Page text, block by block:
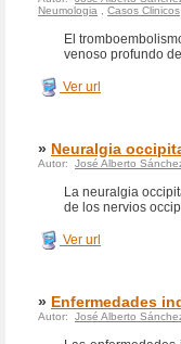
Neumologia
Casos Clinicos
El
venoso profundo
Ver url
» Neuralgia
Autor: José Alberto
La neuralgia
de los nervios
Ver url
» Enfermedades
Autor: José Alberto